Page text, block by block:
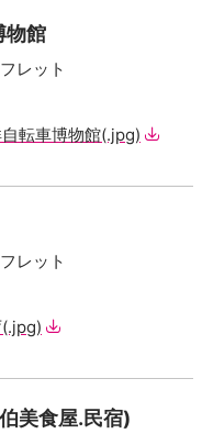
物館
レット
転車博物館(.jpg)
レット
(.jpg)
美食屋.民宿)